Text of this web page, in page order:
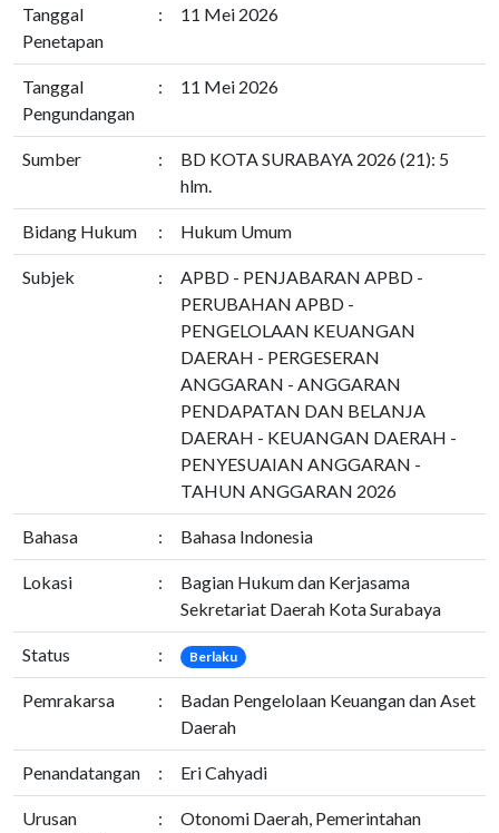
Tanggal
Penetapan
: 11 Mei 2026
Tanggal
Pengundangan
: 11 Mei 2026
Sumber :
BD KOTA SURABAYA 2026 (21): 5
hlm.
Bidang Hukum : Hukum Umum
Subjek :
APBD - PENJABARAN APBD -
PERUBAHAN APBD -
PENGELOLAAN KEUANGAN
DAERAH - PERGESERAN
ANGGARAN - ANGGARAN
PENDAPATAN DAN BELANJA
DAERAH - KEUANGAN DAERAH -
PENYESUAIAN ANGGARAN -
TAHUN ANGGARAN 2026
Bahasa : Bahasa Indonesia
Lokasi :
Bagian Hukum dan Kerjasama
Sekretariat Daerah Kota Surabaya
Status : Berlaku
Pemrakarsa :
Badan Pengelolaan Keuangan dan Aset
Daerah
Penandatangan : Eri Cahyadi
Urusan
:
Otonomi Daerah, Pemerintahan